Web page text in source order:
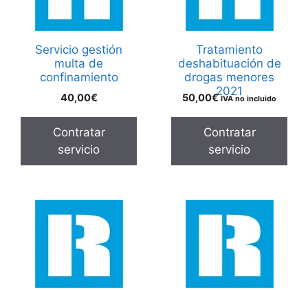
Servicio gestión
multa de
confinamiento
40,00€
Contratar
servicio
Tratamiento
deshabituación de
drogas menores
2021
50,00€ IVA no incluido
Contratar
servicio